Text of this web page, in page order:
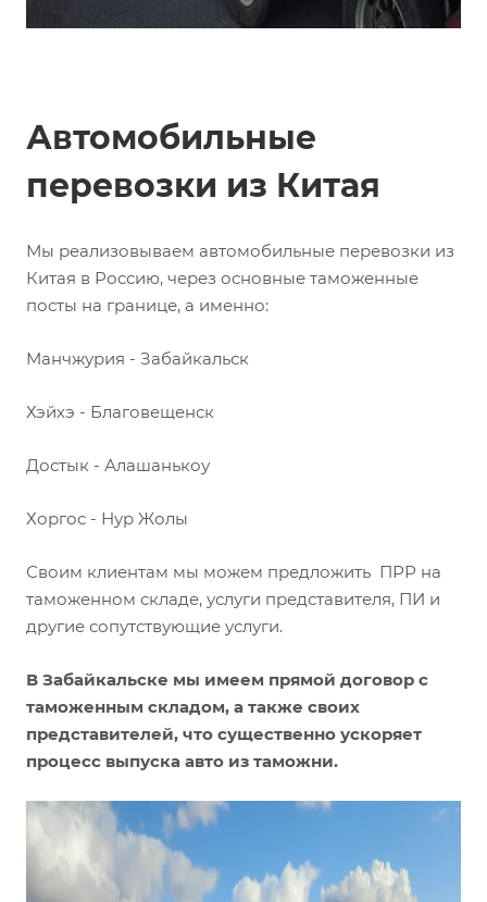
Автомобильные
перевозки из Китая
Мы реализовываем автомобильные перевозки из
Китая в Россию, через основные таможенные
посты на границе, а именно:
Манчжурия - Забайкальск
Хэйхэ - Благовещенск
Достык - Алашанькоу
Хоргос - Нур Жолы
Своим клиентам мы можем предложить ПРР на
таможенном складе, услуги представителя, ПИ и
другие сопутствующие услуги.
В Забайкальске мы имеем прямой договор с
таможенным складом, а также своих
представителей, что существенно ускоряет
процесс выпуска авто из таможни.